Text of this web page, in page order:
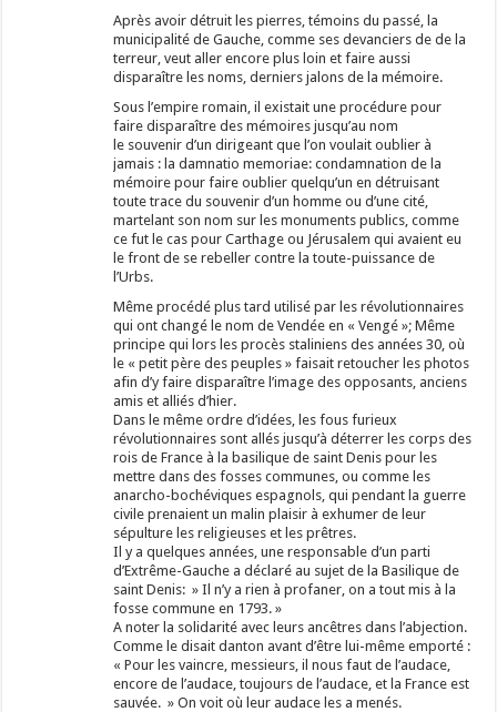
Après avoir détruit les pierres, témoins du passé, la
municipalité de Gauche, comme ses devanciers de de la
terreur, veut aller encore plus loin et faire aussi
disparaître les noms, derniers jalons de la mémoire.
Sous l’empire romain, il existait une procédure pour
faire disparaître des mémoires jusqu’au nom
le souvenir d’un dirigeant que l’on voulait oublier à
jamais : la damnatio memoriae: condamnation de la
mémoire pour faire oublier quelqu’un en détruisant
toute trace du souvenir d’un homme ou d’une cité,
martelant son nom sur les monuments publics, comme
ce fut le cas pour Carthage ou Jérusalem qui avaient eu
le front de se rebeller contre la toute-puissance de
l’Urbs.
Même procédé plus tard utilisé par les révolutionnaires
qui ont changé le nom de Vendée en « Vengé »; Même
principe qui lors les procès staliniens des années 30, où
le « petit père des peuples » faisait retoucher les photos
afin d’y faire disparaître l’image des opposants, anciens
amis et alliés d’hier.
Dans le même ordre d’idées, les fous furieux
révolutionnaires sont allés jusqu’à déterrer les corps des
rois de France à la basilique de saint Denis pour les
mettre dans des fosses communes, ou comme les
anarcho-bochéviques espagnols, qui pendant la guerre
civile prenaient un malin plaisir à exhumer de leur
sépulture les religieuses et les prêtres.
Il y a quelques années, une responsable d’un parti
d’Extrême-Gauche a déclaré au sujet de la Basilique de
saint Denis: » Il n’y a rien à profaner, on a tout mis à la
fosse commune en 1793. »
A noter la solidarité avec leurs ancêtres dans l’abjection.
Comme le disait danton avant d’être lui-même emporté :
« Pour les vaincre, messieurs, il nous faut de l’audace,
encore de l’audace, toujours de l’audace, et la France est
sauvée. » On voit où leur audace les a menés.